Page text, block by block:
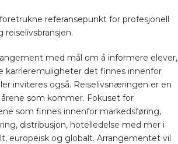
referansepunkt for profesjonell
med mål om å informere elever,
karrieremuligheter det finnes innenfor
inviteres også. Reiselivsnæringen er en
som kommer. Fokuset for
som finnes innenfor markedsføring,
distribusjon, hotelledelse med mer i
europeisk og globalt. Arrangementet vil